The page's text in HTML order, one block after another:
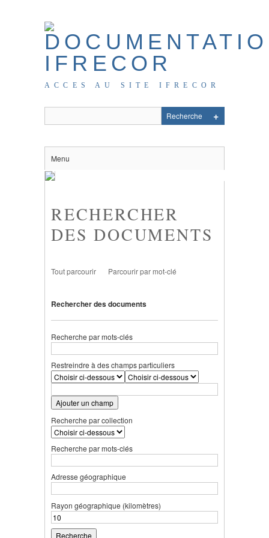
ACCES AU SITE IFRECOR
Menu
RECHERCHER
DES DOCUMENTS
Tout parcourir Parcourir par mot-clé
Rechercher des documents
Recherche par mots-clés
Restreindre à des champs particuliers
Ajouter un champ
Recherche par collection
Recherche par mots-clés
Adresse géographique
Rayon géographique (kilomètres)